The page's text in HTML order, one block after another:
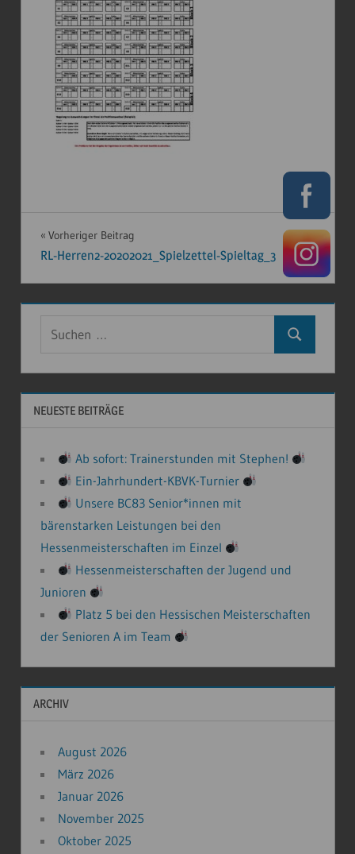
Beitragsnavigation
Vorheriger Beitrag
RL-Herren2-20202021_Spielzettel-Spieltag_3
Suchen
NEUESTE BEITRÄGE
Ab sofort: Trainerstunden mit Stephen!
Ein-Jahrhundert-KBVK-Turnier
Unsere BC83 Senior*innen mit
bärenstarken Leistungen bei den
Hessenmeisterschaften im Einzel
Hessenmeisterschaften der Jugend und
Junioren
Platz 5 bei den Hessischen Meisterschaften
der Senioren A im Team
ARCHIV
August 2026
März 2026
Januar 2026
November 2025
Oktober 2025